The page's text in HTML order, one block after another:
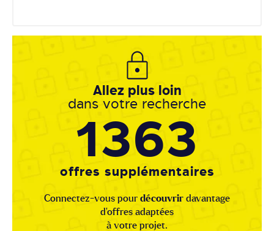
Allez plus loin
dans votre recherche
1363
offres supplémentaires
Connectez-vous pour découvrir davantage
d'offres adaptées
à votre projet.